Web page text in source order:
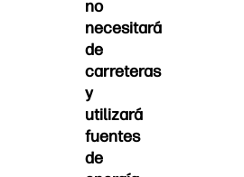
no
necesitará
de
carreteras
y
utilizará
fuentes
de